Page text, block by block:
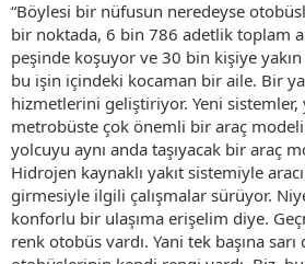
“Böylesi bir nüfusun neredeyse
bir noktada, 6 bin 786 adetlik toplam
peşinde koşuyor ve 30 bin kişiye
bu işin içindeki kocaman bir aile. Bir
hizmetlerini geliştiriyor. Yeni sistemler,
metrobüste çok önemli bir araç
yolcuyu aynı anda taşıyacak bir araç
Hidrojen kaynaklı yakıt sistemiyle
girmesiyle ilgili çalışmalar sürüyor.
konforlu bir ulaşıma erişelim diye.
renk otobüs vardı. Yani tek başına